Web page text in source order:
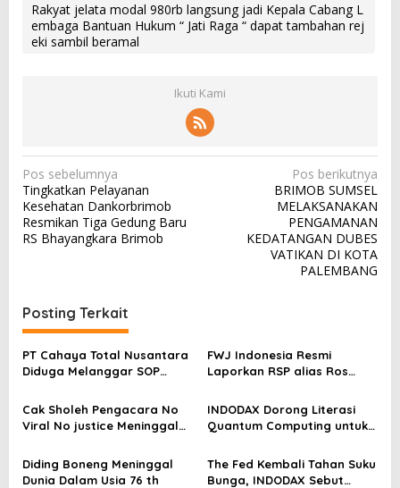
Rakyat jelata modal 980rb langsung jadi Kepala Cabang L
embaga Bantuan Hukum “ Jati Raga “ dapat tambahan rej
eki sambil beramal
Ikuti Kami
N
a
v
i
s
i
p
o
s
Pos sebelumnya
Tingkatkan Pelayanan
Kesehatan Dankorbrimob
Resmikan Tiga Gedung Baru
RS Bhayangkara Brimob
Pos berikutnya
BRIMOB SUMSEL
MELAKSANAKAN
PENGAMANAN
KEDATANGAN DUBES
VATIKAN DI KOTA
PALEMBANG
Posting Terkait
PT Cahaya Total Nusantara
Diduga Melanggar SOP
Kerja Hingga meninggal
Dunia, Kluarga Korban
Merasa Di abaikan
FWJ Indonesia Resmi
Laporkan RSP alias Ros
Cak Sholeh Pengacara No
Viral No justice Meninggal
INDODAX Dorong Literasi
Quantum Computing untuk
Blockchain
Diding Boneng Meninggal
Dunia Dalam Usia 76 th
The Fed Kembali Tahan Suku
Bunga, INDODAX Sebut